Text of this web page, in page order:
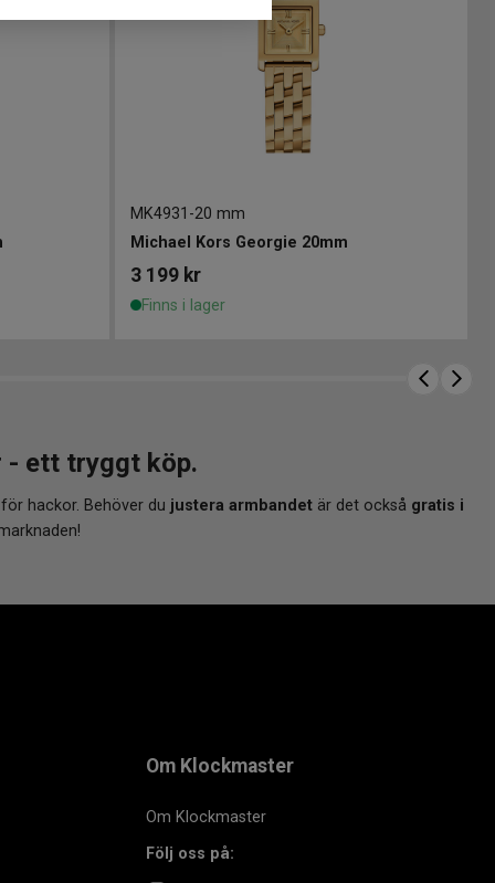
MK4931 -20 mm
Michael Kors Georgie 20mm
3 199 kr
Finns i lager
- ett tryggt köp.
hackor. Behöver du justera armbandet är det också gratis i
Om Klockmaster
Om Klockmaster
Följ oss på: